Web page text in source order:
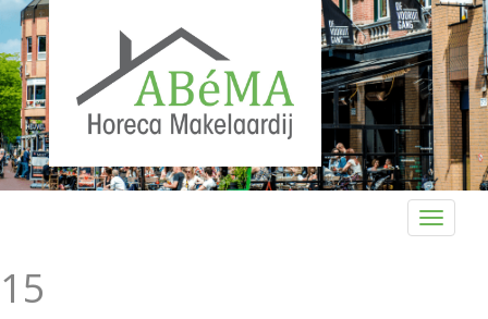
T
15